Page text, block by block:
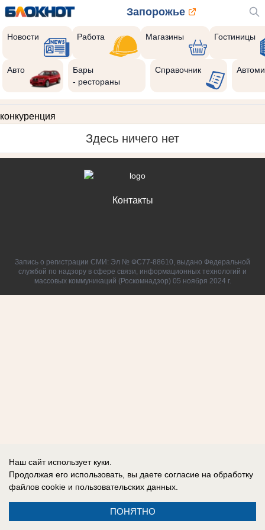
Запорожье
Новости Работа Магазины Гостиницы
Авто
Бары
- рестораны
Справочник
конкуренция
Здесь ничего нет
Контакты
Запись о регистрации СМИ: Эл № ФС77-88610, выдано Федеральной
службой по надзору в сфере связи, информационных технологий и
массовых коммуникаций (Роскомнадзор) 05 ноября 2024 г.
Наш сайт использует куки.
Продолжая его использовать, вы даете согласие на обработку
файлов cookie и пользовательских данных.
ПОНЯТНО